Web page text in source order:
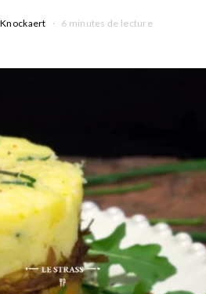
6 minutes de lecture